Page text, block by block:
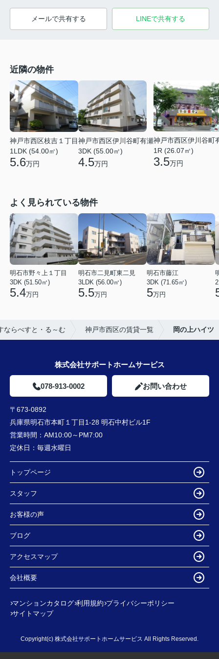
メールで共有する LINEで共有する
近隣の物件
神戸市西区枝吉１丁目
1LDK (54.00㎡)
5.6万円
神戸市西区伊川谷町有瀬
3DK (55.00㎡)
4.5万円
神戸市西区伊川谷町
1R (26.07㎡)
3.5万円
よく見られている物件
明石市野々上１丁目
3DK (51.50㎡)
5.4万円
明石市二見町東二見
3LDK (56.00㎡)
5.5万円
明石市藤江
3DK (71.65㎡)
5万円
ならべすと・る～む 神戸市西区の賃貸一覧 岡の上ハイツ
株式会社サポートホームサービス
078-913-0002 お問い合わせ
〒673-0892
兵庫県明石市本町１丁目1-28 明石中村ビル1F
営業時間： AM10:00～PM7:00
定休日： 毎週水曜日
トップページ
スタッフ
お客様の声
ブログ
アクセスマップ
会社概要
マンションカタログ 利用規約 プライバシーポリシー
サイトマップ
Copyright(c) 株式会社サポートホームサービス All Rights Reserved.